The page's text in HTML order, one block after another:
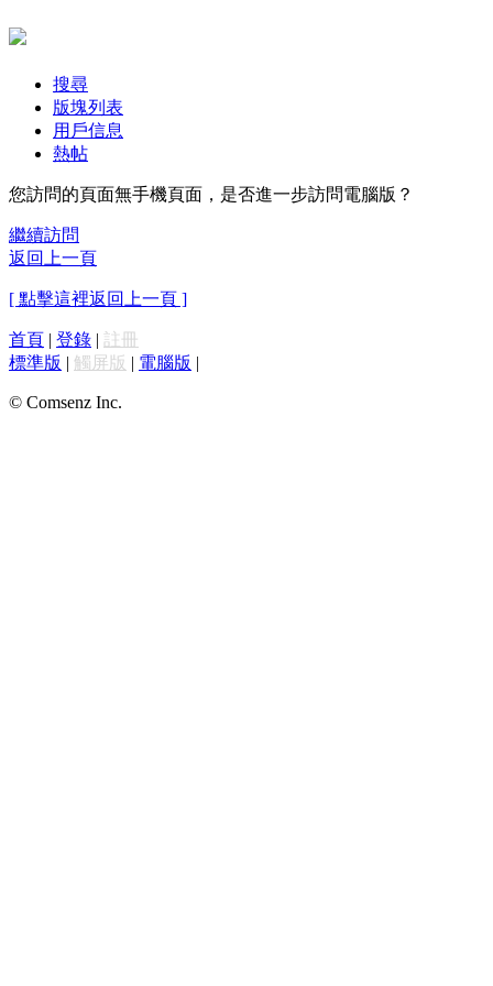
搜尋
版塊列表
用戶信息
熱帖
您訪問的頁面無手機頁面，是否進一步訪問電腦版？
繼續訪問
返回上一頁
[ 點擊這裡返回上一頁 ]
首頁 | 登錄 | 註冊
標準版 | 觸屏版 | 電腦版 |
© Comsenz Inc.